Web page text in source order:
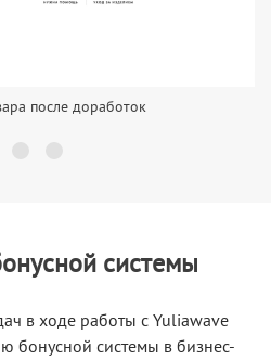
после доработок
системы
в ходе работы с Yuliawave
бонусной системы в бизнес-